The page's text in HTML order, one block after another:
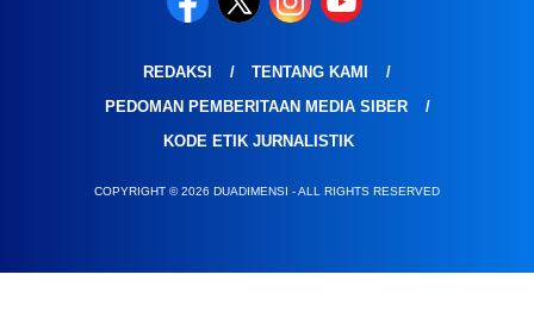
REDAKSI
TENTANG KAMI
PEDOMAN PEMBERITAAN MEDIA SIBER
KODE ETIK JURNALISTIK
COPYRIGHT © 2026 DUADIMENSI - ALL RIGHTS RESERVED